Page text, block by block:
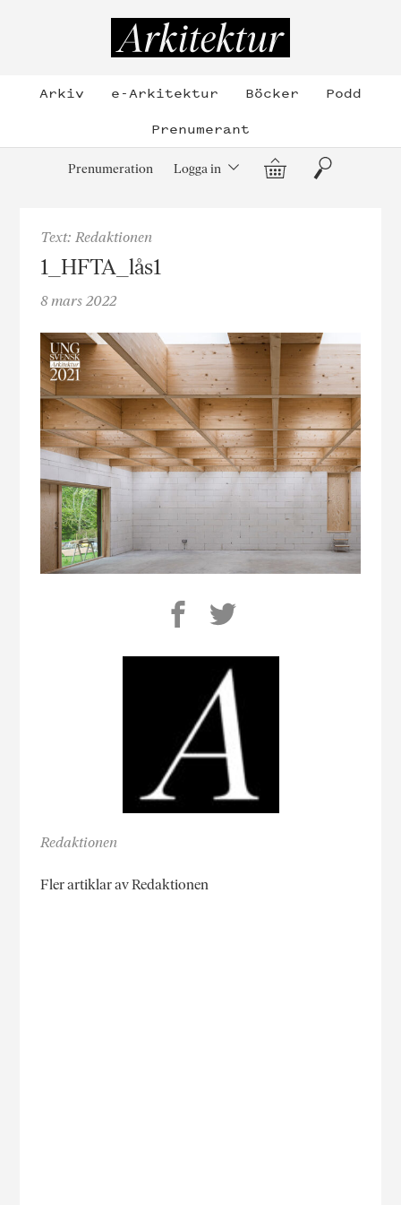
Arkiv e-Arkitektur Böcker
Podd
Prenumerant
Prenumeration Logga in Varukorg
Sök
Text: Redaktionen
1_HFTA_lås1
8 mars 2022
Redaktionen
Fler artiklar av Redaktionen